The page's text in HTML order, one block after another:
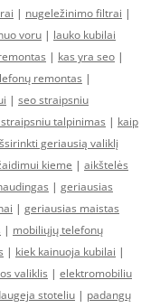
| nugeležinimo filtrai |
voru | lauko kubilai
| kas yra seo |
remontas |
| seo straipsniu
talpinimas | kaip
geriausią valiklį
kieme | aikštelės
| geriausias
| geriausias maistas
| mobiliųjų telefonų
| kiek kainuoja kubilai |
valiklis | elektromobiliu
stoteliu | padangų